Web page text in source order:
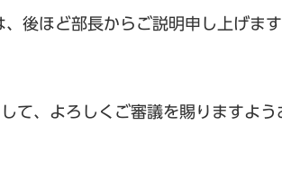
後ほど部長からご説明申し上げます
て、よろしくご審議を賜りますよう